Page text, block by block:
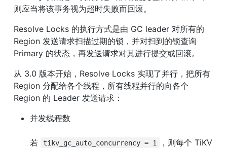
则应当将该事务视为超时失败而回滚。
Resolve Locks 的执行方式是由 GC leader 对所有的
Region 发送请求扫描过期的锁，并对扫到的锁查询
Primary 的状态，再发送请求对其进行提交或回滚。
从 3.0 版本开始，Resolve Locks 实现了并行，把所有
Region 分配给各个线程，所有线程并行的向各个
Region 的 Leader 发送请求：
并发线程数
若 tikv_gc_auto_concurrency = 1
，则每个 TiKV